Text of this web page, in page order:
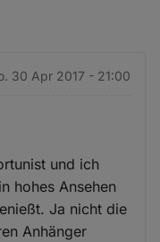
30 Apr 2017 - 21:00
und ich
hohes Ansehen
Ja nicht die
Anhänger